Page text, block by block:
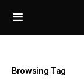
Browsing Tag